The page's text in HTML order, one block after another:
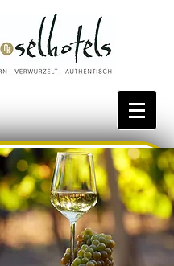
reservieren